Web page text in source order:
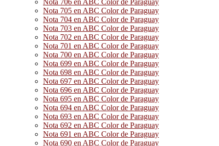
Nota 706 en ABC Color de Paraguay
Nota 705 en ABC Color de Paraguay
Nota 704 en ABC Color de Paraguay
Nota 703 en ABC Color de Paraguay
Nota 702 en ABC Color de Paraguay
Nota 701 en ABC Color de Paraguay
Nota 700 en ABC Color de Paraguay
Nota 699 en ABC Color de Paraguay
Nota 698 en ABC Color de Paraguay
Nota 697 en ABC Color de Paraguay
Nota 696 en ABC Color de Paraguay
Nota 695 en ABC Color de Paraguay
Nota 694 en ABC Color de Paraguay
Nota 693 en ABC Color de Paraguay
Nota 692 en ABC Color de Paraguay
Nota 691 en ABC Color de Paraguay
Nota 690 en ABC Color de Paraguay